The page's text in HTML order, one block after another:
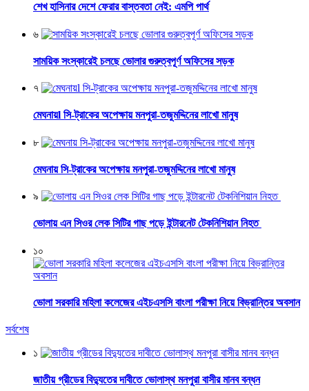
শেখ হাসিনার দেশে ফেরার বাস্তবতা নেই: এমপি পার্থ
৬
সাময়িক সংস্কারেই চলছে ভোলার গুরুত্বপূর্ণ অফিসের সড়ক
৭
মেঘনায়l সি-ট্রাকের অপেক্ষায় মনপুরা-তজুমদ্দিনের লাখো মানুষ
৮
মেঘনায় সি-ট্রাকের অপেক্ষায় মনপুরা-তজুমদ্দিনের লাখো মানুষ
৯
ভোলায় এন সিওর লেক সিটির গাছ পড়ে ইন্টারনেট টেকনিশিয়ান নিহত
১০
ভোলা সরকারি মহিলা কলেজের এইচএসসি বাংলা পরীক্ষা নিয়ে বিভ্রান্তির অবসান
সর্বশেষ
১
জাতীয় গ্রীডের বিদ্যুতের দাবীতে ভোলাস্থ মনপুরা বাসীর মানব বন্ধন